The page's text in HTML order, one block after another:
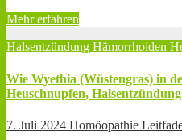
Mehr erfahren
Halsentzündung Hämorrhoiden
Wie Wyethia (Wüstengras) in
Heuschnupfen,
7. Juli 2024 Homöopathie